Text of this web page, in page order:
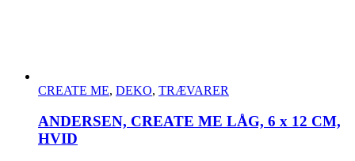
CREATE ME, DEKO, TRÆVARER
ANDERSEN, CREATE ME LÅG, 6 x 12 CM,
HVID